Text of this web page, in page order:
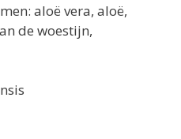
aloë vera, aloë,
de woestijn,